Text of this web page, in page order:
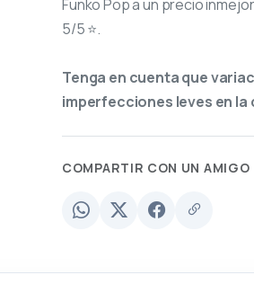
Funko Pop a un precio
5/5 ⭐.
Tenga en cuenta que
imperfecciones leves en
COMPARTIR CON UN AMIGO